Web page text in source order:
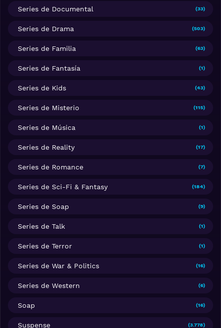
Series de Documental (33)
Series de Drama (503)
Series de Familia (63)
Series de Fantasía (1)
Series de Kids (43)
Series de Misterio (115)
Series de Música (1)
Series de Reality (17)
Series de Romance (7)
Series de Sci-Fi & Fantasy (184)
Series de Soap (9)
Series de Talk (1)
Series de Terror (1)
Series de War & Politics (16)
Series de Western (6)
Soap (16)
Suspense (3.778)